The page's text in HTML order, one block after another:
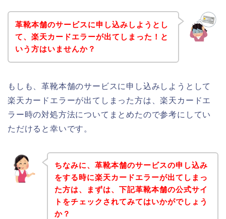
革靴本舗のサービスに申し込みしようとし
て、楽天カードエラーが出てしまった！と
いう方はいませんか？
もしも、革靴本舗のサービスに申し込みしようとして
楽天カードエラーが出てしまった方は、楽天カードエ
ラー時の対処方法についてまとめたので参考にしてい
ただけると幸いです。
ちなみに、革靴本舗のサービスの申し込み
をする時に楽天カードエラーが出てしまっ
た方は、まずは、下記革靴本舗の公式サイ
トをチェックされてみてはいかがでしょう
か？